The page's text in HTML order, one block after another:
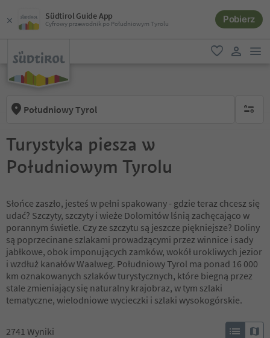
Südtirol Guide App
Cyfrowy przewodnik po Południowym Tyrolu Pobierz
ulubione
Południowy Tyrol brak
Turystyka piesza w
Południowym Tyrolu
Słońce zaszło, jesteś w pełni spakowany - gdzie teraz chcesz się
udać? Szczyty, szczyty i wieże Dolomitów lśnią zachęcająco w
porannym świetle. Czy ze szczytu są jeszcze piękniejsze? Doliny
są poprzecinane szlakami prowadzącymi przez winnice i sady
jabłkowe, obok imponujących zamków, wokół urokliwych jezior
i wzdłuż kanałów Waalweg. Południowy Tyrol ma ponad 16 000
km oznakowanych szlaków turystycznych, które biegną przez
stale zmieniający się naturalny krajobraz, w tym szlaki
tematyczne, wielodniowe wycieczki i szlaki wysokogórskie.
2741 Wyniki